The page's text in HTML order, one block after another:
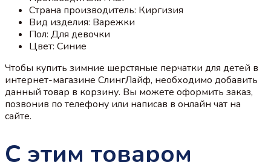
Страна производитель: Киргизия
Вид изделия: Варежки
Пол: Для девочки
Цвет: Синие
Чтобы купить зимние шерстяные перчатки для детей в
интернет-магазине СлингЛайф, необходимо добавить
данный товар в корзину. Вы можете оформить заказ,
позвонив по телефону или написав в онлайн чат на
сайте.
С этим товаром